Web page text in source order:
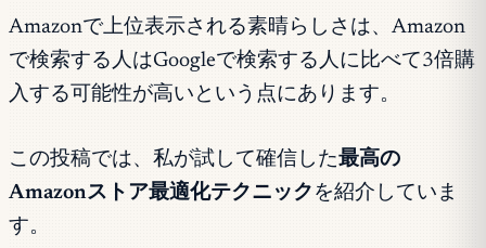
Amazonで上位表示される素晴らしさは、Amazon
で検索する人はGoogleで検索する人に比べて3倍購
入する可能性が高いという点にあります。
この投稿では、私が試して確信した最高の
Amazonストア最適化テクニック を紹介していま
す。